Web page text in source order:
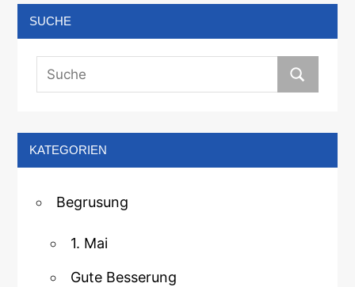
SUCHE
KATEGORIEN
Begrusung
1. Mai
Gute Besserung